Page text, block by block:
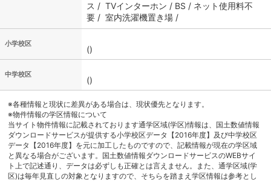
ス / TVインターホン / BS / ネット使用料不
要 / 室内洗濯機置き場 /
小学校区
()
中学校区
()
※各種情報と現状に差異がある場合は、現状優先となります。
※物件情報の学区情報について
当サイト物件情報に記載されております通学区域(学区)情報は、国土数値情報
ダウンロードサービスが提供する小学校区データ【2016年度】及び中学校区
データ【2016年度】を元に加工したものですので、記載情報が現在の学区域
と異なる場合がございます。国土数値情報ダウンロードサービスのWEBサイ
ト上で記述通り、データは必ずしも正確とは言えません。また、通学区域(学
区)は毎年見直しの対象となりますので、そちらを踏まえ学区情報は参考とし